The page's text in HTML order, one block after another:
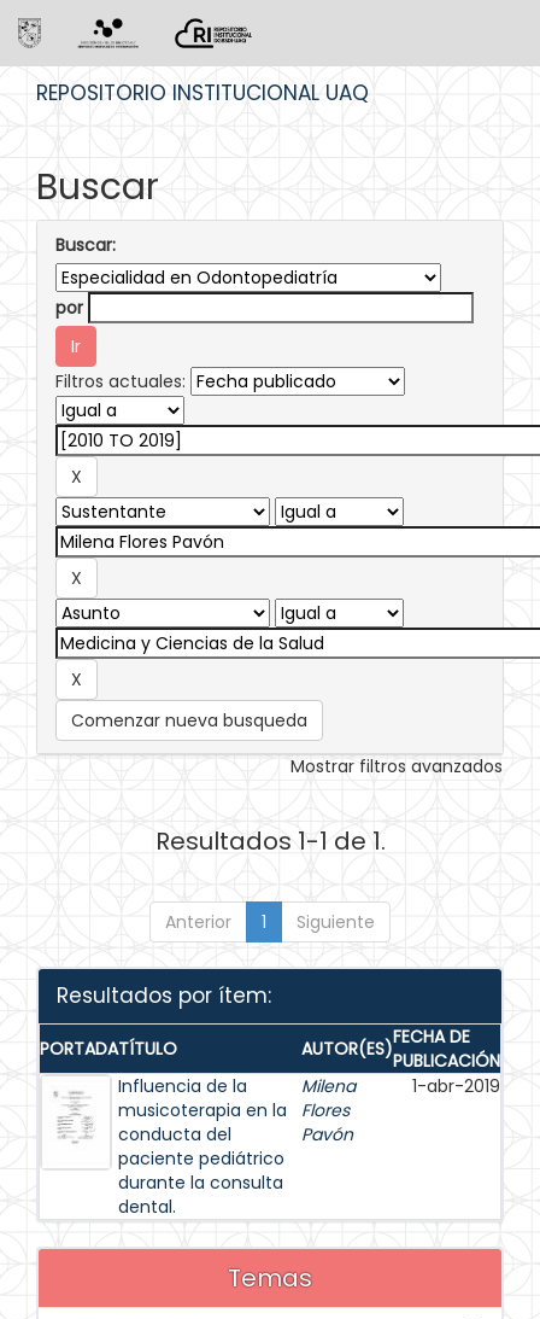
REPOSITORIO INSTITUCIONAL UAQ
Buscar
Buscar:
por
Filtros actuales:
Comenzar nueva busqueda
Mostrar filtros avanzados
Resultados 1-1 de 1.
Anterior 1 Siguiente
Resultados por ítem:
PORTADATÍTULO AUTOR(ES)FECHA DE
PUBLICACIÓN
Influencia de la
musicoterapia en la
conducta del
paciente pediátrico
durante la consulta
dental.
Milena
Flores
Pavón
1-abr-2019
Temas